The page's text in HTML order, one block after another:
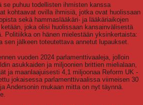
se puhuu todellisten ihmisten kanssa
kohtaavat ovilla ihmisiä, jotka ovat huolissaan
sekä hammaslääkäri- ja lääkäriaikojen
joka olisi huolissaan kansainvälisestä
Politiikka on hänen mielestään yksinkertaista:
jälkeen toteutettava annetut lupaukset.
vuoden 2024 parlamenttivaaleja, jolloin
asukkaiden ja miljoonien brittien mielialaan,
ja maanlaajuisesti 4,1 miljoonaa Reform UK -
jokaisessa parlamenttivaalissa viimeisen 30
Andersonin mukaan mitta on nyt täynnä.